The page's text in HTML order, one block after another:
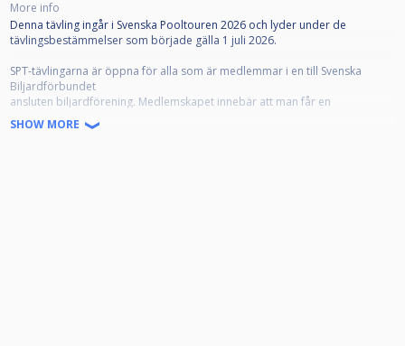
More info
Denna tävling ingår i Svenska Pooltouren 2026 och lyder under de
tävlingsbestämmelser som började gälla 1 juli 2026.
SPT-tävlingarna är öppna för alla som är medlemmar i en till Svenska
Biljardförbundet
ansluten biljardförening. Medlemskapet innebär att man får en
tävlingslicens, och att klubben registrerar spelaren som "Spelare" på
IdrottOnline.
SHOW MORE